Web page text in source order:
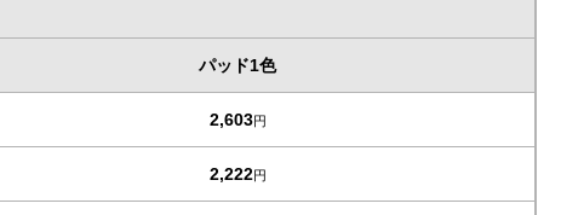
パッド1色
2,603円
2,222円